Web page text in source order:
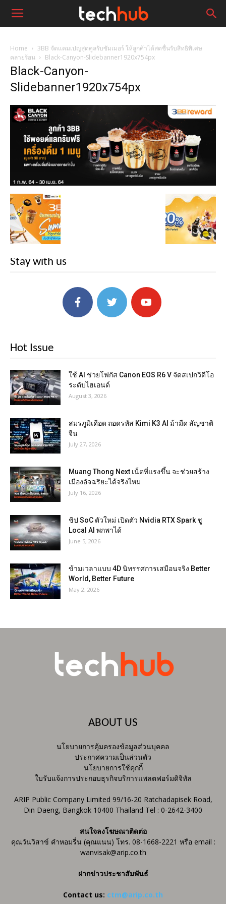
Home
3BB จัดแคมเปญสุดคูลรับซัมเมอร์ ให้ลูกค้าได้สดชื่นรับสิทธิพิเศษ
คลายร้อน
Black-Canyon-Slidebanner1920x754px
Black-Canyon-
Slidebanner1920x754px
Stay with us
Hot Issue
ใช้ AI ช่วยโฟกัส Canon EOS R6 V จัดสเปกวิดีโอ
ระดับไฮเอนด์
August 3, 2026
สมรภูมิเดือด ถอดรหัส Kimi K3 AI ม้ามืด สัญชาติ
จีน
July 27, 2026
Muang Thong Next เน็ตที่แรงขึ้น จะช่วยสร้าง
เมืองอัจฉริยะได้จริงไหม
July 16, 2026
ชิป SoC ตัวใหม่ เปิดตัว Nvidia RTX Spark ชู
Local AI พกพาได้
June 5, 2026
ข้ามเวลาแบบ 4D นิทรรศการเสมือนจริง Better
World, Better Future
May 2, 2026
ABOUT US
นโยบายการคุ้มครองข้อมูลส่วนบุคคล
ประกาศความเป็นส่วนตัว
นโยบายการใช้คุกกี้
ใบรับแจ้งการประกอบธุรกิจบริการแพลตฟอร์มดิจิทัล
ARIP Public Company Limited 99/16-20 Ratchadapisek Road,
Din Daeng, Bangkok 10400 Thailand Tel : 0-2642-3400
สนใจลงโฆษณาติดต่อ
คุณวันวิสาข์ คำหอมรื่น (คุณแนน) โทร. 08-1668-2221 หรือ email :
wanvisak@arip.co.th
ฝากข่าวประชาสัมพันธ์
Contact us: ctm@arip.co.th